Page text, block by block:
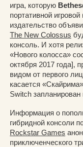
игра, которую
портативной игровой
издательство
The New Colossus
консоль. И хотя
«Нового колосса»
октября 2017 года],
видом от первого
касается
Switch запланирован
Информация о
гибридной консоли
Rockstar Games
приключенческого